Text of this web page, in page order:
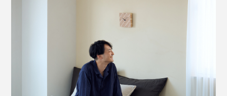
は、約2週間ですが、正式なお届け日時は、メールにて